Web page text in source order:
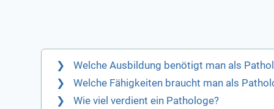
Welche Ausbildung benötigt man als
Welche Fähigkeiten braucht man als
Wie viel verdient ein Pathologe?